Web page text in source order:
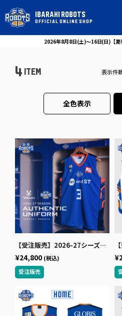
IBARAKI ROBOTS
OFFICIAL ONLINE SHOP
2026年8月8日(土)～16日(日)【夏
4 ITEM 表示件
全色表示
【受注販売】2026-27シーズンオーセンティックユニフォーム（ホーム/ブルー）
¥24,800 (税込)